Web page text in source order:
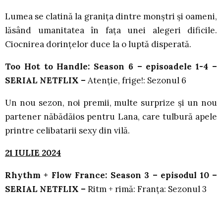
Lumea se clatină la granița dintre monștri și oameni,
lăsând umanitatea în fața unei alegeri dificile.
Ciocnirea dorințelor duce la o luptă disperată.
Too Hot to Handle: Season 6 – episoadele 1-4 –
SERIAL NETFLIX – Atenție, frige!: Sezonul 6
Un nou sezon, noi premii, multe surprize și un nou
partener năbădăios pentru Lana, care tulbură apele
printre celibatarii sexy din vilă.
21 IULIE 2024
Rhythm + Flow France: Season 3 – episodul 10 –
SERIAL NETFLIX – Ritm + rimă: Franța: Sezonul 3